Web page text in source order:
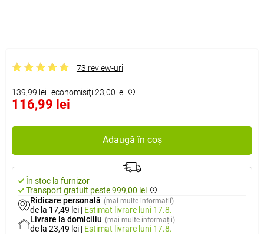
73 review-uri
139,99 lei economisiţi 23,00 lei
116,99 lei
Adaugă în coș
În stoc la furnizor
Transport gratuit peste 999,00 lei
Ridicare personală (mai multe informații)
de la 17,49 lei | Estimat livrare luni 17.8.
Livrare la domiciliu (mai multe informații)
de la 23,49 lei | Estimat livrare luni 17.8.